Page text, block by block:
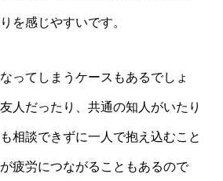
を感じやすいです。
ってしまうケースもあるでしょ
人だったり、共通の知人がいたり
相談できずに一人で抱え込むこと
疲労につながることもあるので